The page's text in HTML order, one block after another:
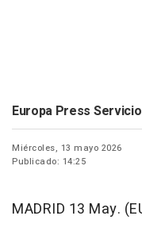
Europa Press
Miércoles, 13 mayo 2026
Publicado: 14:25
MADRID 13 May.